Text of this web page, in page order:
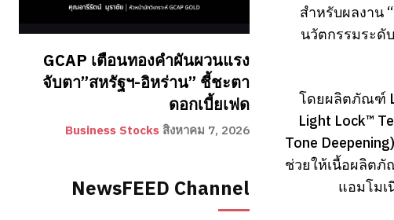
GCAP เตือนทองคำผันผวนแรง
จับตา”สหรัฐฯ-อิหร่าน” ชี้ชะตา
ดอกเบี้ยเฟด
Business Stocks สิงหาคม 7, 2026
NewsFEED Channel
สำหรับผลงาน
นวัตกรรมระดั
โดยผลิตภัณฑ์
Light Lock™
Tone
ช่วยให้เนื้อผลิตภั
แอมโม